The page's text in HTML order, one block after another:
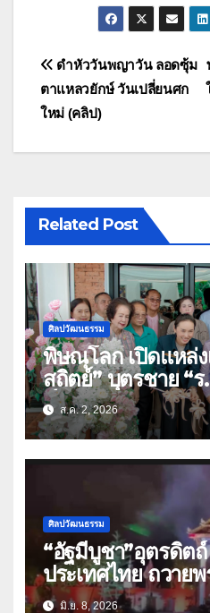
แนะแนว
เรื่อง
ดำหัววันพญาวัน ลอดซุ้ม
ตาแหลวยักษ์ วันเปลี่ยนศก
ใหม่ (คลิป)
Related Post
ศิลปวัฒนธรรม
พิษณุโลก เปิดแหล่ง
สถิตย์” บุตรชาย “
ต์”ศิลปินแห่งชาติ(
ส.ค. 2, 2026
ศิลปวัฒนธรรม
“อัฐมีบูชา”อุตรดิต
ประเทศไทย ถวาย
ศพ”พระสัมมาสัมพุ
มิ.ย. 8, 2026